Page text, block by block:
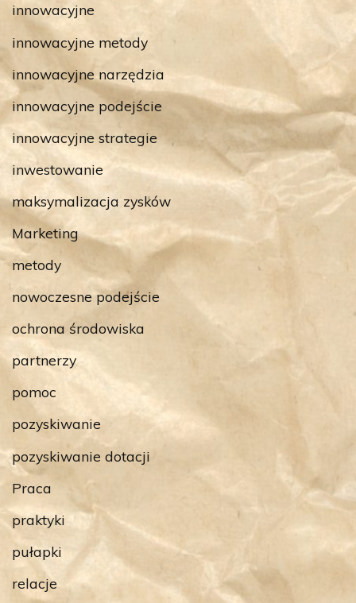
innowacyjne
innowacyjne metody
innowacyjne narzędzia
innowacyjne podejście
innowacyjne strategie
inwestowanie
maksymalizacja zysków
Marketing
metody
nowoczesne podejście
ochrona środowiska
partnerzy
pomoc
pozyskiwanie
pozyskiwanie dotacji
Praca
praktyki
pułapki
relacje